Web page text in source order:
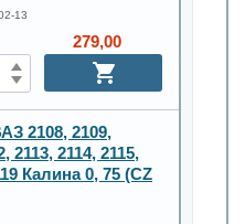
13
279,00
2108, 2109,
2113, 2114, 2115,
Калина 0, 75 (CZ